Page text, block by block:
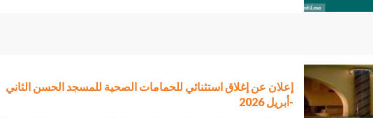
إعلان عن إغلاق استثنائي للحمامات الصحية للمسجد الحسن الثاني
-أبريل 2026